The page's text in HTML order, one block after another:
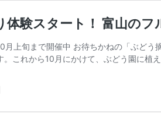
体験スタート！ 富山の
月上旬まで開催中 お待ちかねの「ぶど
。これから10月にかけて、ぶどう園に植